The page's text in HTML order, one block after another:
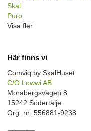
Skal
Puro
Visa fler
Här finns vi
Comviq by SkalHuset
C/O Lowwi AB
Morabergsvägen 8
15242 Södertälje
Org. nr: 556881-9238